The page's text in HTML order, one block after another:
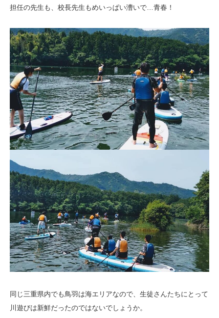
担任の先生も、校長先生もめいっぱい漕いで…青春！
同じ三重県内でも鳥羽は海エリアなので、生徒さんたちにとって
川遊びは新鮮だったのではないでしょうか。